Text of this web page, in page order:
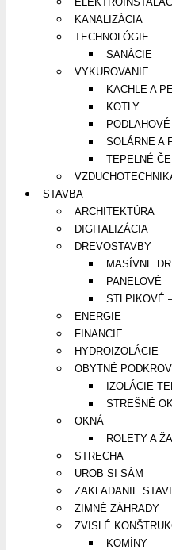
KANALIZÁCIA
TECHNOLÓGIE
SANÁCIE
VYKUROVANIE
KACHLE A
KOTLY
SOLÁRNE A
TEPELNÉ
STAVBA
ARCHITEKTÚRA
DIGITALIZÁCIA
DREVOSTAVBY
MASÍVNE
PANELOVÉ
STLPIKOVÉ
ENERGIE
FINANCIE
HYDROIZOLÁCIE
OBYTNÉ
IZOLÁCIE
STREŠNÉ
OKNÁ
ROLETY A
STRECHA
UROB SI SÁM
ZAKLADANIE
ZIMNÉ ZÁHRADY
ZVISLÉ
KOMÍNY